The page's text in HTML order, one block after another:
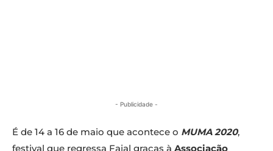
- Publicidade -
É de 14 a 16 de maio que acontece o MUMA 2020,
festival que regressa Faial graças à Associação